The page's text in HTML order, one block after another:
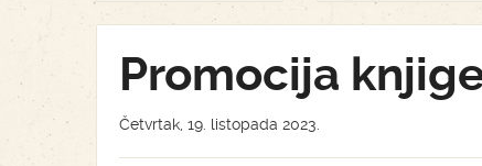
Promocija
Četvrtak, 19. listopada 2023.